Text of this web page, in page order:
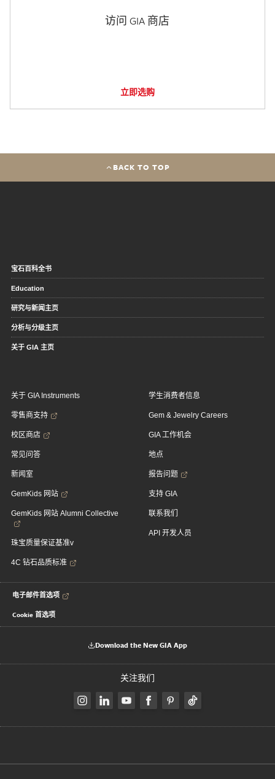
访问 GIA 商店
立即选购
BACK TO TOP
宝石百科全书
Education
研究与新闻主页
分析与分级主页
关于 GIA 主页
关于 GIA Instruments
零售商支持
校区商店
常见问答
新闻室
GemKids 网站
GemKids 网站 Alumni Collective
珠宝质量保证基准v
4C 钻石品质标准
学生消费者信息
Gem & Jewelry Careers
GIA 工作机会
地点
报告问题
支持 GIA
联系我们
API 开发人员
电子邮件首选项
Cookie 首选项
Download the New GIA App
关注我们